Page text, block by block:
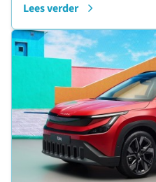
Lees verder